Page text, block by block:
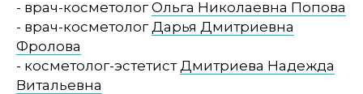
- врач-косметологОльга Николаевна Попова
- врач-косметолог Дарья Дмитриевна
Фролова
- косметолог-эстетист Дмитриева Надежда
Витальевна